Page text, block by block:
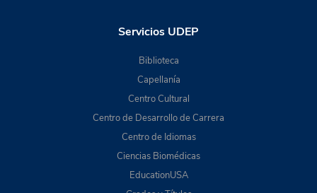
Servicios UDEP
Biblioteca
Capellanía
Centro Cultural
Centro de Desarrollo de Carrera
Centro de Idiomas
Ciencias Biomédicas
EducationUSA